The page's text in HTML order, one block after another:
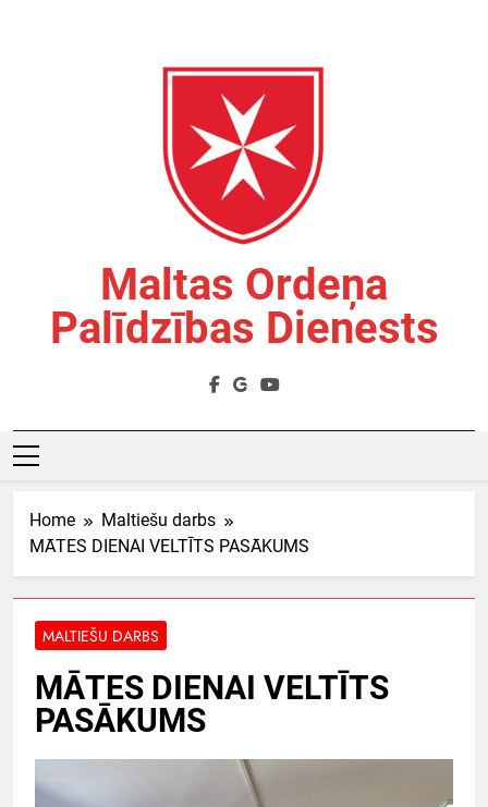
Maltas Ordeņa
Palīdzības Dienests
Home
Maltiešu darbs
MĀTES DIENAI VELTĪTS PASĀKUMS
MALTIEŠU DARBS
MĀTES DIENAI VELTĪTS
PASĀKUMS